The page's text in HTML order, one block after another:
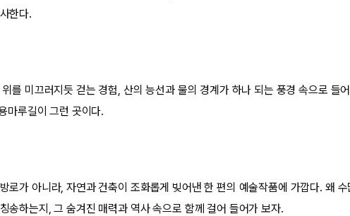
한다.
를 미끄러지듯 걷는 경험, 산의 능선과 물의 경계가 하나 되는 풍경 속으로 들
마루길이 그런 곳이다.
로가 아니라, 자연과 건축이 조화롭게 빚어낸 한 편의 예술작품에 가깝다. 왜
송하는지, 그 숨겨진 매력과 역사 속으로 함께 걸어 들어가 보자.